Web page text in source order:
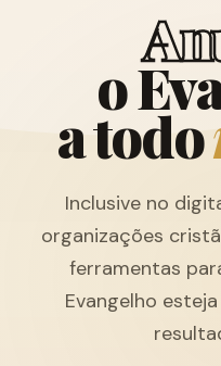
An
oEv
atodo
Inclusive no
organizações
ferramentas
Evangelho